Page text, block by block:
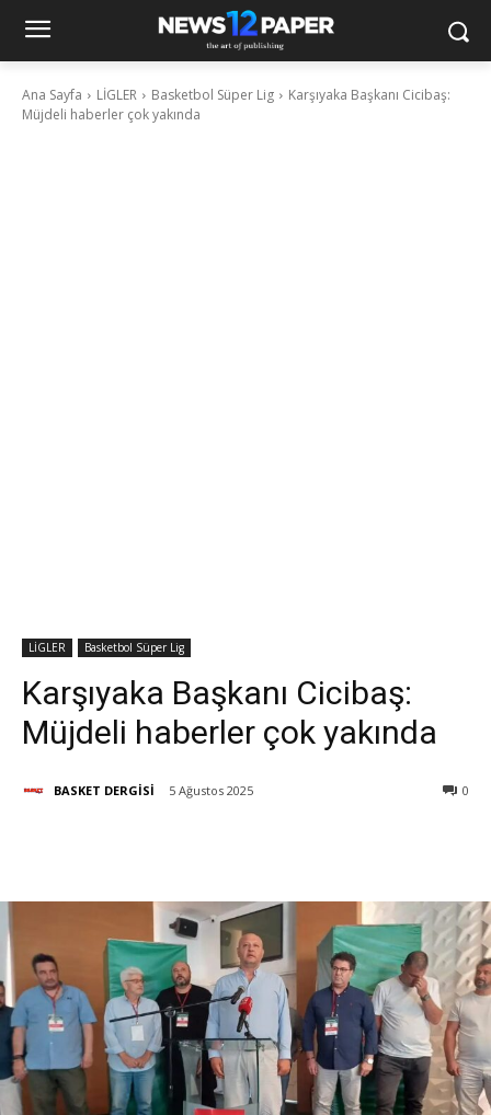
Ana Sayfa LİGLER Basketbol Süper Lig
Karşıyaka Başkanı Cicibaş:
Müjdeli haberler çok yakında
LİGLER Basketbol Süper Lig
Karşıyaka Başkanı Cicibaş:
Müjdeli haberler çok yakında
BASKET DERGİSİ 5 Ağustos 2025 0